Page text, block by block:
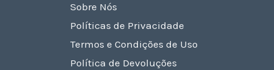
Sobre Nós
Políticas de Privacidade
Termos e Condições de Uso
Política de Devoluções